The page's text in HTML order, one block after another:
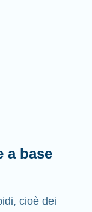
a base
cioè dei